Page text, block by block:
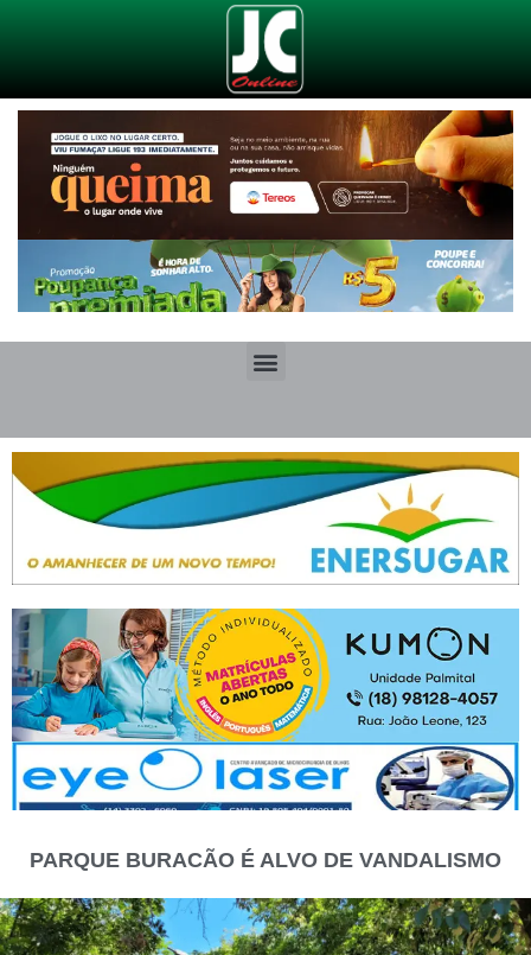
PARQUE BURACÃO É ALVO DE VANDALISMO